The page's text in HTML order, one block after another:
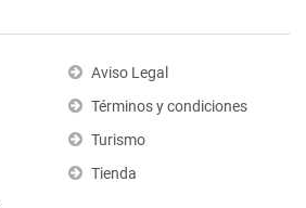
Aviso Legal
Términos y condiciones
Turismo
Tienda